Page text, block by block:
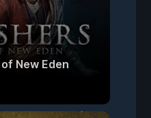
New Eden